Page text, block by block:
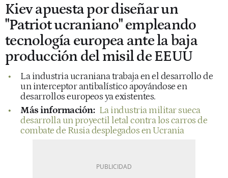
Kiev apuesta por diseñar un
"Patriot ucraniano" empleando
tecnología europea ante la baja
producción del misil de EEUU
La industria ucraniana trabaja en el desarrollo de
un interceptor antibalístico apoyándose en
desarrollos europeos ya existentes.
Más información: La industria militar sueca
desarrolla un proyectil letal contra los carros de
combate de Rusia desplegados en Ucrania